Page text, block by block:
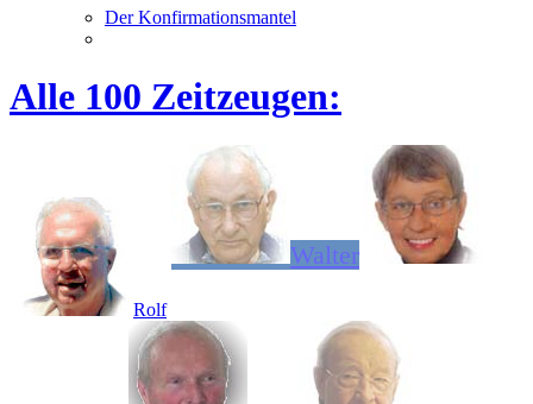
Der Konfirmationsmantel
Alle 100 Zeitzeugen:
Rolf
Walter